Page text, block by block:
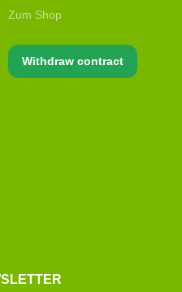
Zum Shop
Withdraw contract